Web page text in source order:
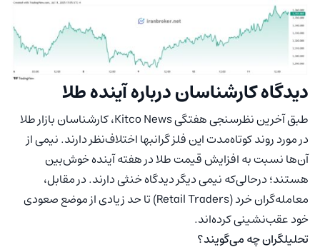
دیدگاه کارشناسان درباره آینده طلا
طبق آخرین نظرسنجی هفتگی Kitco News، کارشناسان بازار طلا
در مورد روند کوتاه‌مدت این فلز گرانبها اختلاف‌نظر دارند. نیمی از
آن‌ها نسبت به افزایش قیمت طلا در هفته آینده خوش‌بین
هستند؛ درحالی‌که نیمی دیگر دیدگاه خنثی دارند. در مقابل،
معامله‌گران خرد (Retail Traders) تا حد زیادی از موضع صعودی
خود عقب‌نشینی کرده‌اند.
تحلیلگران چه می‌گویند؟